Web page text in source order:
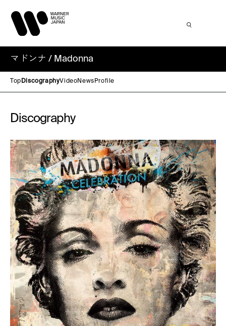
マドンナ / Madonna
Top DiscographyVideoNews Profile
Discography